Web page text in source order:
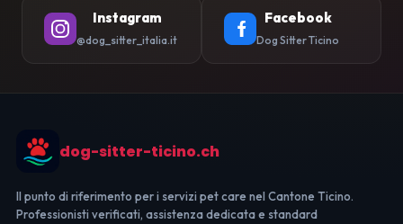
Instagram
@dog_sitter_italia.it
Facebook
Dog Sitter Ticino
dog-sitter-ticino.ch
Il punto di riferimento per i servizi pet care nel Cantone Ticino.
Professionisti verificati, assistenza dedicata e standard